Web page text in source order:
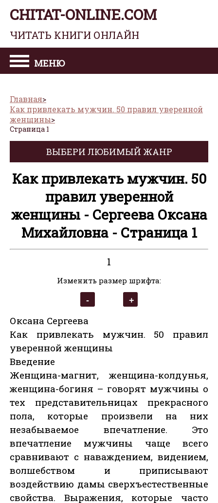
CHITAT-ONLINE.COM
ЧИТАТЬ КНИГИ ОНЛАЙН
МЕНЮ
Главная
Как привлекать мужчин. 50 правил уверенной
женщины
Страница 1
ВЫБЕРИ ЛЮБИМЫЙ ЖАНР
Как привлекать мужчин. 50
правил уверенной
женщины - Сергеева Оксана
Михайловна - Страница 1
1
Изменить размер шрифта:
Оксана Сергеева
Как привлекать мужчин. 50 правил
уверенной женщины
Введение
Женщина-магнит, женщина-колдунья,
женщина-богиня – говорят мужчины о
тех представительницах прекрасного
пола, которые произвели на них
незабываемое впечатление. Это
впечатление мужчины чаще всего
сравнивают с наваждением, видением,
волшебством и приписывают
воздействию дамы сверхъестественные
свойства. Выражения, которые часто